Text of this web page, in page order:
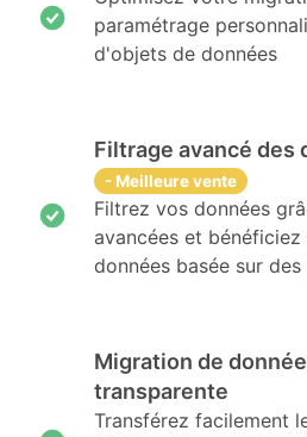
paramétrage
d'objets de données
Filtrage avancé des
- Meilleure vente
Filtrez vos données
avancées et
données basée sur
Migration de
transparente
Transférez facilement